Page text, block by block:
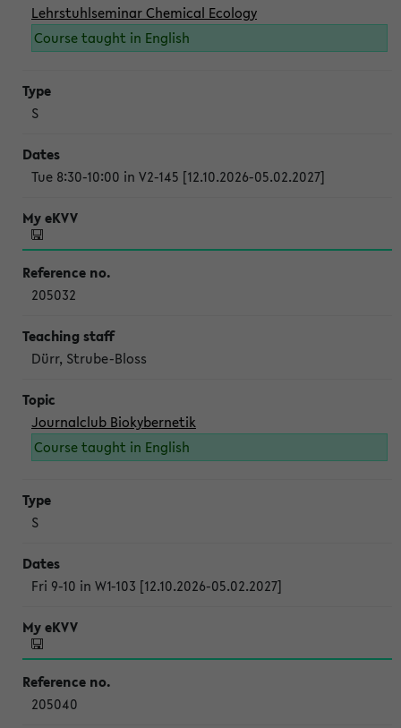
Lehrstuhlseminar Chemical Ecology
Course taught in English
S
Tue 8:30-10:00 in V2-145 [12.10.2026-05.02.2027]
205032
Dürr, Strube-Bloss
Journalclub Biokybernetik
Course taught in English
S
Fri 9-10 in W1-103 [12.10.2026-05.02.2027]
205040